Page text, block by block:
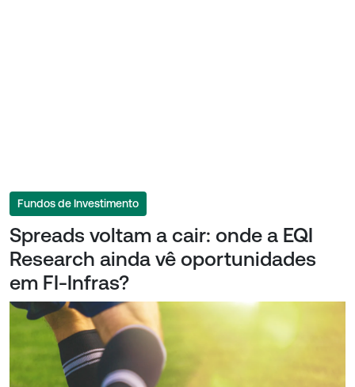
Fundos de Investimento
Spreads voltam a cair: onde a EQI
Research ainda vê oportunidades
em FI-Infras?